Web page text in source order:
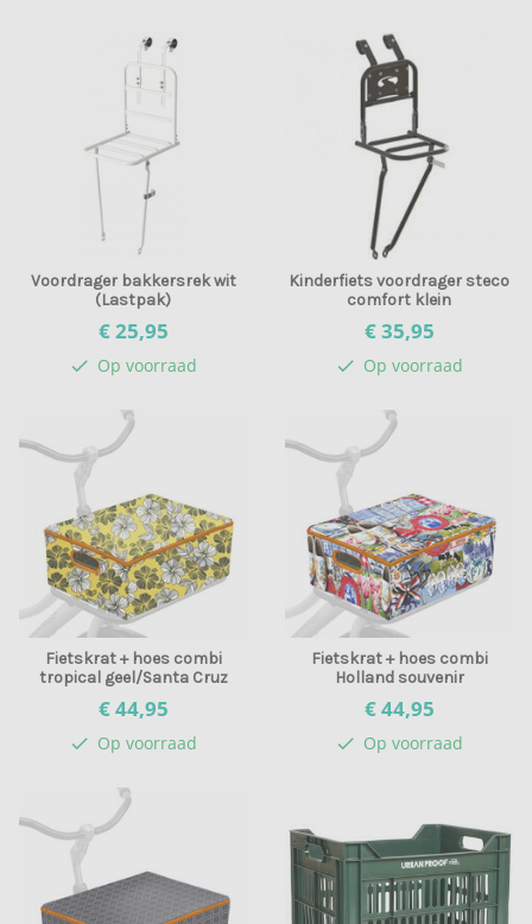
Voordrager bakkersrek wit
(Lastpak)
€ 25,95
check Op voorraad
Kinderfiets voordrager steco
comfort klein
€ 35,95
check Op voorraad
Fietskrat + hoes combi
tropical geel/Santa Cruz
€ 44,95
check Op voorraad
Fietskrat + hoes combi
Holland souvenir
€ 44,95
check Op voorraad